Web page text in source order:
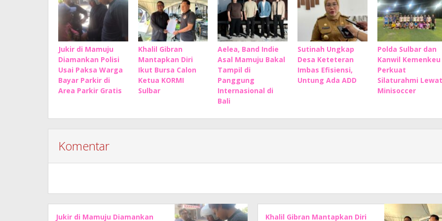
Jukir di Mamuju
Diamankan Polisi
Usai Paksa Warga
Bayar Parkir di
Area Parkir Gratis
Khalil Gibran
Mantapkan Diri
Ikut Bursa Calon
Ketua KORMI
Sulbar
Aelea, Band Indie
Asal Mamuju Bakal
Tampil di
Panggung
Internasional di
Bali
Sutinah Ungkap
Desa Keteteran
Imbas Efisiensi,
Untung Ada ADD
Polda Sulbar dan
Kanwil Kemenkeu
Perkuat
Silaturahmi Lewat
Minisoccer
Komentar
Jukir di Mamuju Diamankan Khalil Gibran Mantapkan Diri